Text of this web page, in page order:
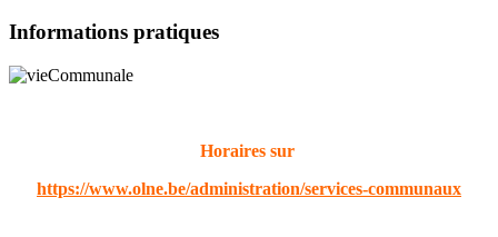
Informations pratiques
Horaires sur
https://www.olne.be/administration/services-communaux